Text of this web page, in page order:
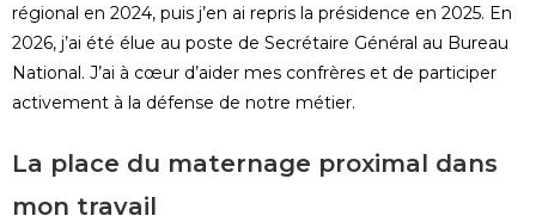
régional en 2024, puis j’en ai repris la présidence en 2025. En
2026, j’ai été élue au poste de Secrétaire Général au Bureau
National. J’ai à cœur d’aider mes confrères et de participer
activement à la défense de notre métier.
La place du maternage proximal dans
mon travail